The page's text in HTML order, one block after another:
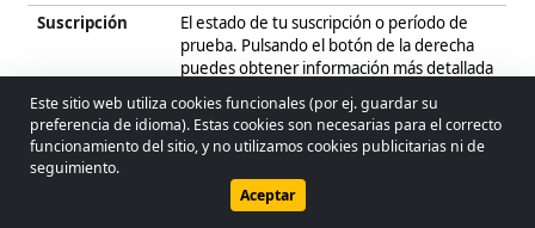
Suscripción
El estado de tu suscripción o período de
prueba. Pulsando el botón de la derecha
puedes obtener información más detallada
cancelar).
Licencias
El número de dispositivos usados
derecha puedes gestionar los dispositivos
que deseas usar.
© 2026 - Lobol Team• lobolteam@gmail.com
Política de privacidad
Este sitio web utiliza cookies funcionales (por ej. guardar su
preferencia de idioma). Estas cookies son necesarias para el correcto
funcionamiento del sitio, y no utilizamos cookies publicitarias ni de
seguimiento.
Aceptar